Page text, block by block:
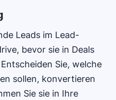
Leads im Lead-
bevor sie in Deals
Sie, welche
sollen, konvertieren
Sie sie in Ihre